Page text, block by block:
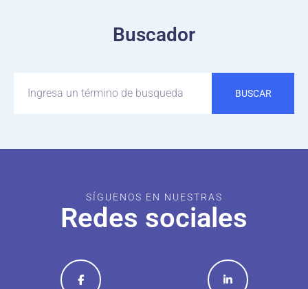
Buscador
BUSCAR
SÍGUENOS EN NUESTRAS
Redes sociales